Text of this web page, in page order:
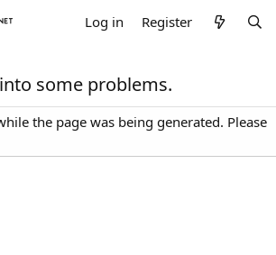
Log in Register
some problems.
the page was being generated. Please